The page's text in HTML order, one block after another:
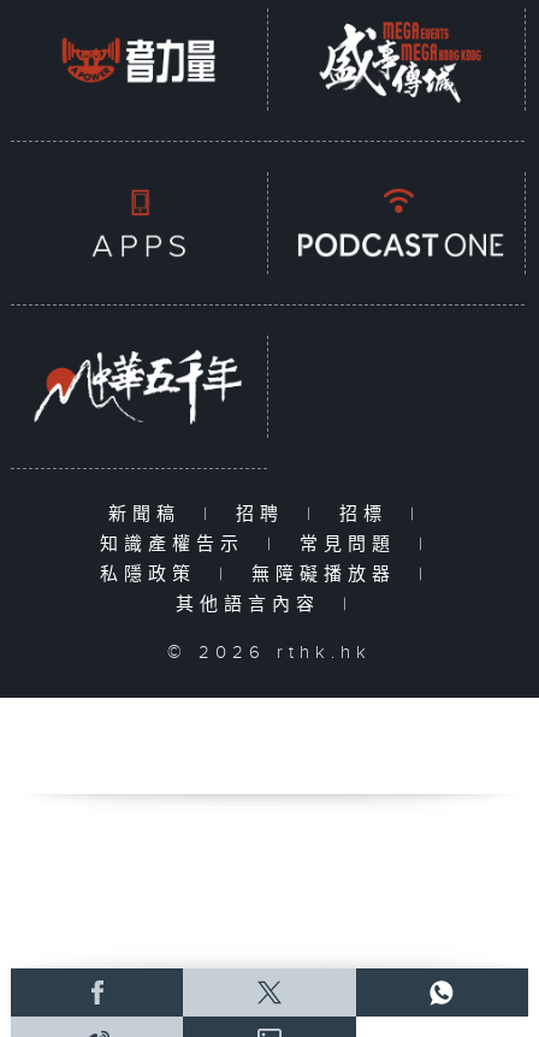
新聞稿 | 招聘 | 招標
|
知識產權告示
| 常見問題
|
私隱政策
| 無障礙播放器
|
其他語言內容
|
© 2026 rthk.hk